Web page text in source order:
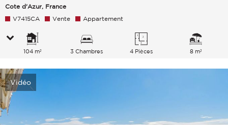
Cote d'Azur, France
V7415CA
Vente Appartement
104 m² 3 Chambres 4 Pièces 8 m²
Vidéo